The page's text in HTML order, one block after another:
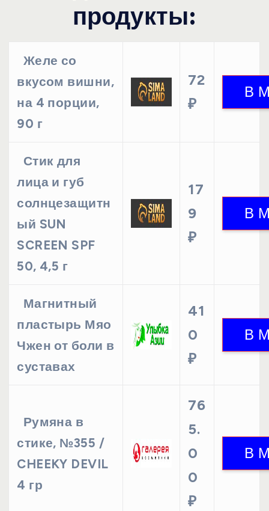
продукты:
Желе со
вкусом вишни,
на 4 порции,
90 г
72
₽
Стик для
лица и губ
солнцезащитн
ый SUN
SCREEN SPF
50, 4,5 г
17
9
₽
Магнитный
пластырь Мяо
Чжен от боли в
суставах
41
0
₽
Румяна в
стике, №355 /
CHEEKY DEVIL
4 гр
76
5.
0
0
₽